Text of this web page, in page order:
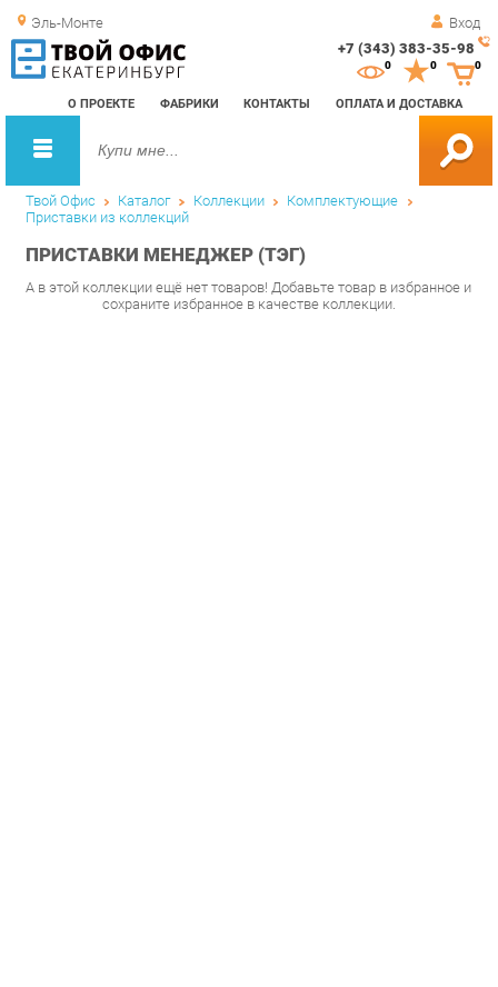
Эль-Монте Вход
+7 (343) 383-35-98
О ПРОЕКТЕ ФАБРИКИ КОНТАКТЫ ОПЛАТА И ДОСТАВКА
0 0
Твой Офис Каталог Коллекции Комплектующие
Приставки из коллекций
ПРИСТАВКИ МЕНЕДЖЕР (ТЭГ)
сохраните избранное в качестве коллекции.